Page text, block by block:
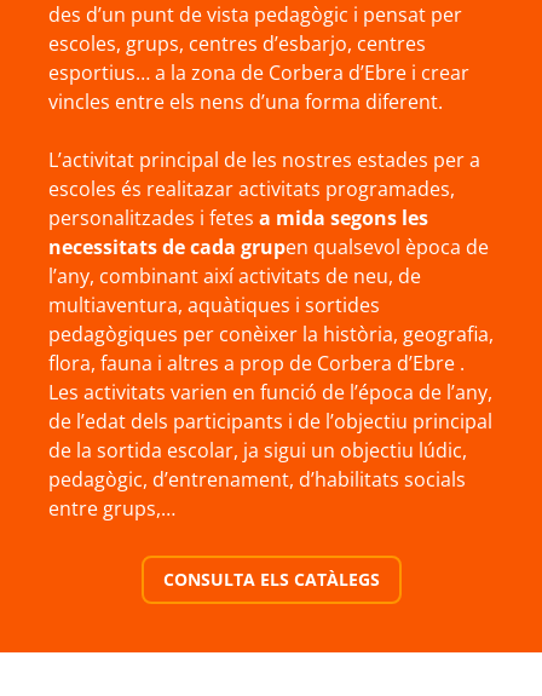
des d’un punt de vista pedagògic i pensat per
escoles, grups, centres d’esbarjo, centres
esportius… a la zona de Corbera d’Ebre i crear
vincles entre els nens d’una forma diferent.
L’activitat principal de les nostres estades per a
escoles és realitazar activitats programades,
personalitzades i fetes a mida segons les
necessitats de cada grupen qualsevol època de
l’any, combinant així activitats de neu, de
multiaventura, aquàtiques i sortides
pedagògiques per conèixer la història, geografia,
flora, fauna i altres a prop de Corbera d’Ebre .
Les activitats varien en funció de l’época de l’any,
de l’edat dels participants i de l’objectiu principal
de la sortida escolar, ja sigui un objectiu lúdic,
pedagògic, d’entrenament, d’habilitats socials
entre grups,…
CONSULTA ELS CATÀLEGS